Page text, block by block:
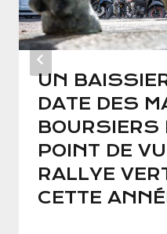
UN
DATE DES
BOURSIERS
POINT DE
RALLYE
CETTE